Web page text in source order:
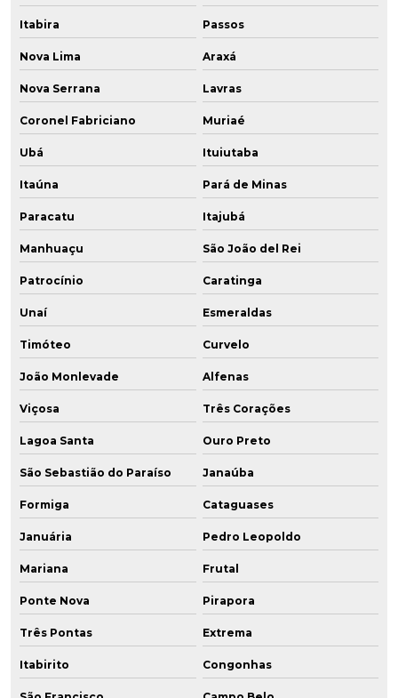
Itabira Passos
Nova Lima Araxá
Nova Serrana Lavras
Coronel Fabriciano Muriaé
Ubá Ituiutaba
Itaúna Pará de Minas
Paracatu Itajubá
Manhuaçu São João del Rei
Patrocínio Caratinga
Unaí Esmeraldas
Timóteo Curvelo
João Monlevade Alfenas
Viçosa Três Corações
Lagoa Santa Ouro Preto
São Sebastião do Paraíso Janaúba
Formiga Cataguases
Januária Pedro Leopoldo
Mariana Frutal
Ponte Nova Pirapora
Três Pontas Extrema
Itabirito Congonhas